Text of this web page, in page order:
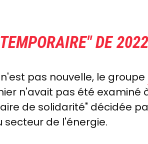
DE 2022
pas nouvelle, le groupe
n'avait pas été examiné
de solidarité" décidée
de l'énergie.